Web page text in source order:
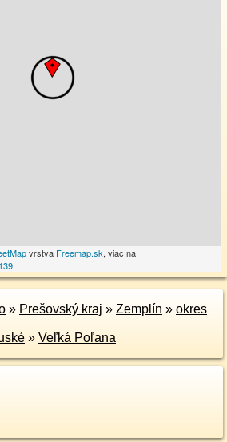
vrstva Freemap.sk, viac na
» Prešovský kraj » Zemplín » okres
» Veľká Poľana